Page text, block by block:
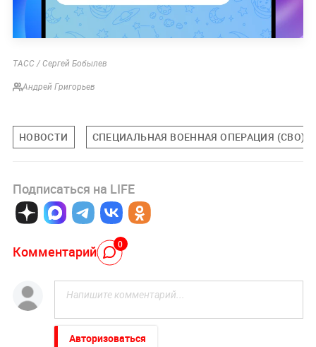
ТАСС / Сергей Бобылев
Андрей Григорьев
НОВОСТИ СПЕЦИАЛЬНАЯ ВОЕННАЯ ОПЕРАЦИЯ (СВО)
Подписаться на LIFE
Комментарий 0
Авторизоваться